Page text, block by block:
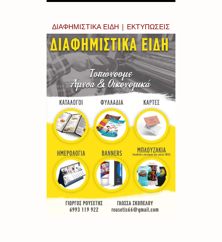
ΔΙΑΦΗΜΙΣΤΙΚΑ ΕΙΔΗ | ΕΚΤΥΠΩΣΕΙΣ